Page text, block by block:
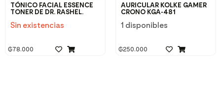
TÓNICO FACIAL ESSENCE
TONER DE DR. RASHEL.
Sin existencias
₲78.000
AURICULAR KOLKE GAMER
CRONO KGA-481
1 disponibles
₲250.000